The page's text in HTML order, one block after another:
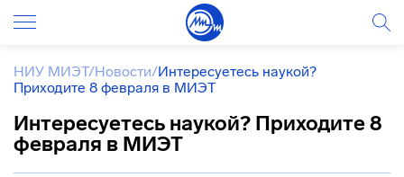
НИУ МИЭТ/Новости/Интересуетесь наукой?
Приходите 8 февраля в МИЭТ
Интересуетесь наукой? Приходите 8
февраля в МИЭТ